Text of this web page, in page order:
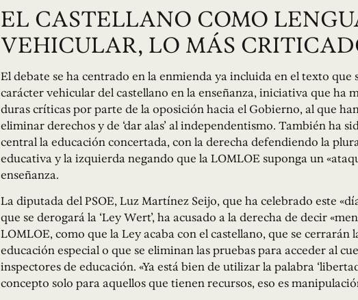
EL CASTELLANO COMO
VEHICULAR, LO MÁS
El debate se ha centrado en la enmienda ya incluida en el texto que
carácter vehicular del castellano en la enseñanza, iniciativa que ha
duras críticas por parte de la oposición hacia el Gobierno, al que
eliminar derechos y de ‘dar alas’ al independentismo. También ha
central la educación concertada, con la derecha defendiendo la
educativa y la izquierda negando que la LOMLOE suponga un
enseñanza.
La diputada del PSOE, Luz Martínez Seijo, que ha celebrado este
que se derogará la ‘Ley Wert’, ha acusado a la derecha de decir
LOMLOE, como que la Ley acaba con el castellano, que se cerrarán
educación especial o que se eliminan las pruebas para acceder al
inspectores de educación. «Ya está bien de utilizar la palabra
concepto solo para aquellos que tienen recursos, eso es